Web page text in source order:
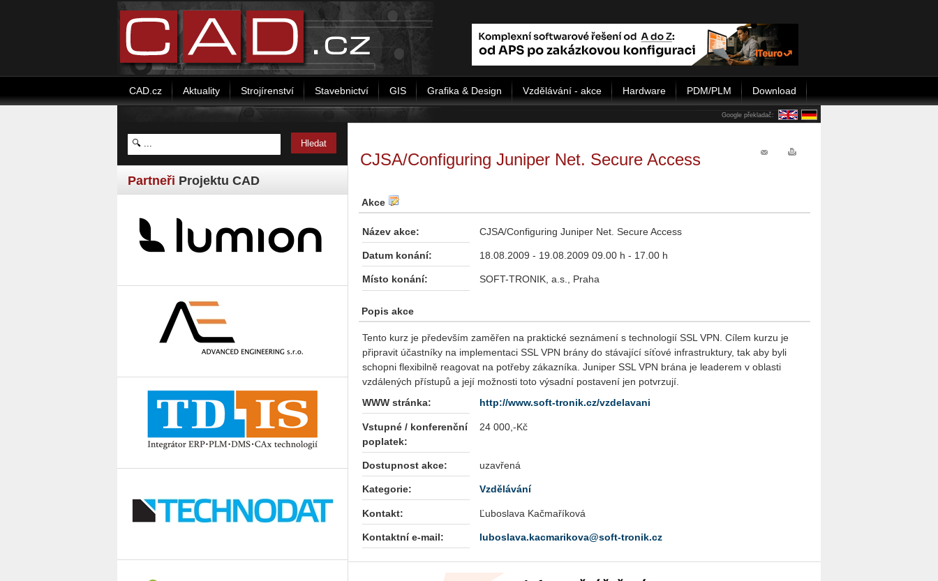
CAD.cz Aktuality Strojírenství Stavebnictví GIS Grafika & Design Vzdělávání - akce Hardware PDM/PLM Download
Google překladač:
Partneři Projektu CAD
CJSA/Configuring Juniper Net. Secure Access
Akce
Název akce: CJSA/Configuring Juniper Net. Secure Access
Datum konání: 18.08.2009 - 19.08.2009 09.00 h - 17.00 h
Místo konání: SOFT-TRONIK, a.s., Praha
Popis akce
Tento kurz je především zaměřen na praktické seznámení s technologií SSL VPN. Cílem kurzu je
připravit účastníky na implementaci SSL VPN brány do stávající síťové infrastruktury, tak aby byli
schopni flexibilně reagovat na potřeby zákazníka. Juniper SSL VPN brána je leaderem v oblasti
vzdálených přístupů a její možnosti toto výsadní postavení jen potvrzují.
WWW stránka:
http://www.soft-tronik.cz/vzdelavani
Vstupné / konferenční
poplatek:
24 000,-Kč
Dostupnost akce: uzavřená
Kategorie: Vzdělávání
Kontakt: Ľuboslava Kačmaříková
Kontaktní e-mail: luboslava.kacmarikova@soft-tronik.cz